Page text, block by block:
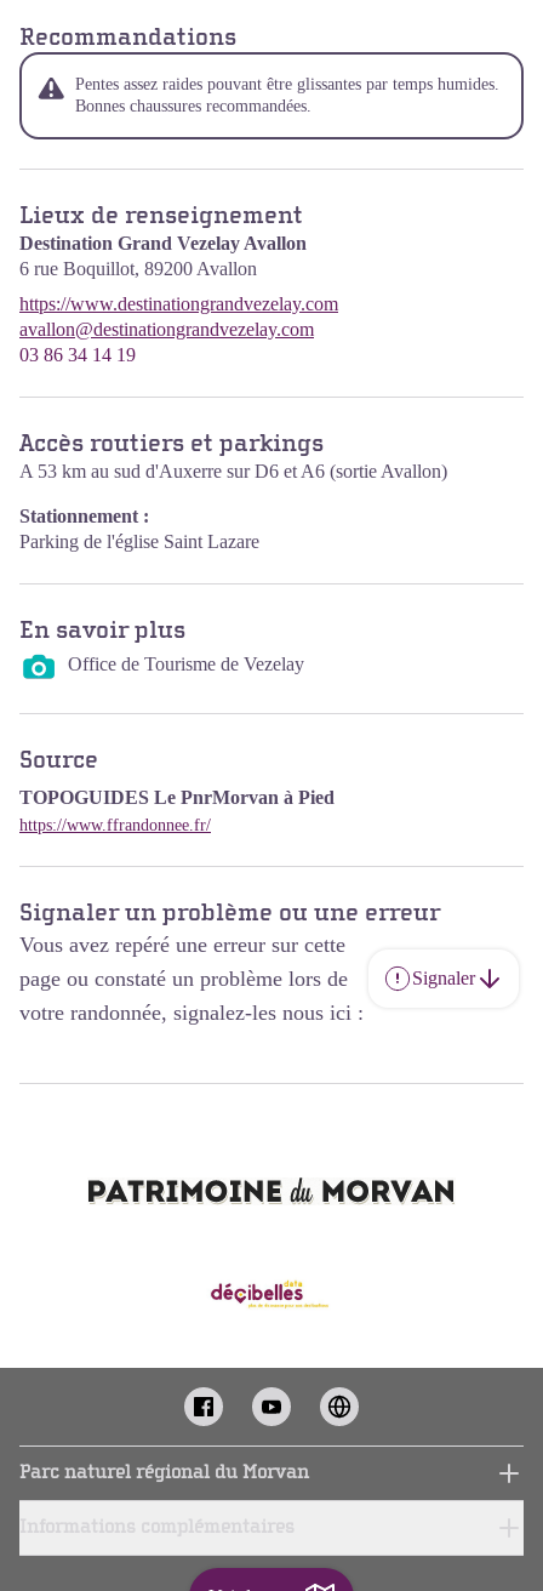
Recommandations
Pentes assez raides pouvant être glissantes par temps humides.
Bonnes chaussures recommandées.
Lieux de renseignement
Destination Grand Vezelay Avallon
6 rue Boquillot, 89200 Avallon
https://www.destinationgrandvezelay.com
avallon@destinationgrandvezelay.com
03 86 34 14 19
Accès routiers et parkings
A 53 km au sud d'Auxerre sur D6 et A6 (sortie Avallon)
Stationnement :
Parking de l'église Saint Lazare
En savoir plus
Office de Tourisme de Vezelay
Source
TOPOGUIDES Le PnrMorvan à Pied
https://www.ffrandonnee.fr/
Signaler un problème ou une erreur
Vous avez repéré une erreur sur cette
page ou constaté un problème lors de
votre randonnée, signalez-les nous ici :
Signaler
Parc naturel régional du Morvan
Informations complémentaires